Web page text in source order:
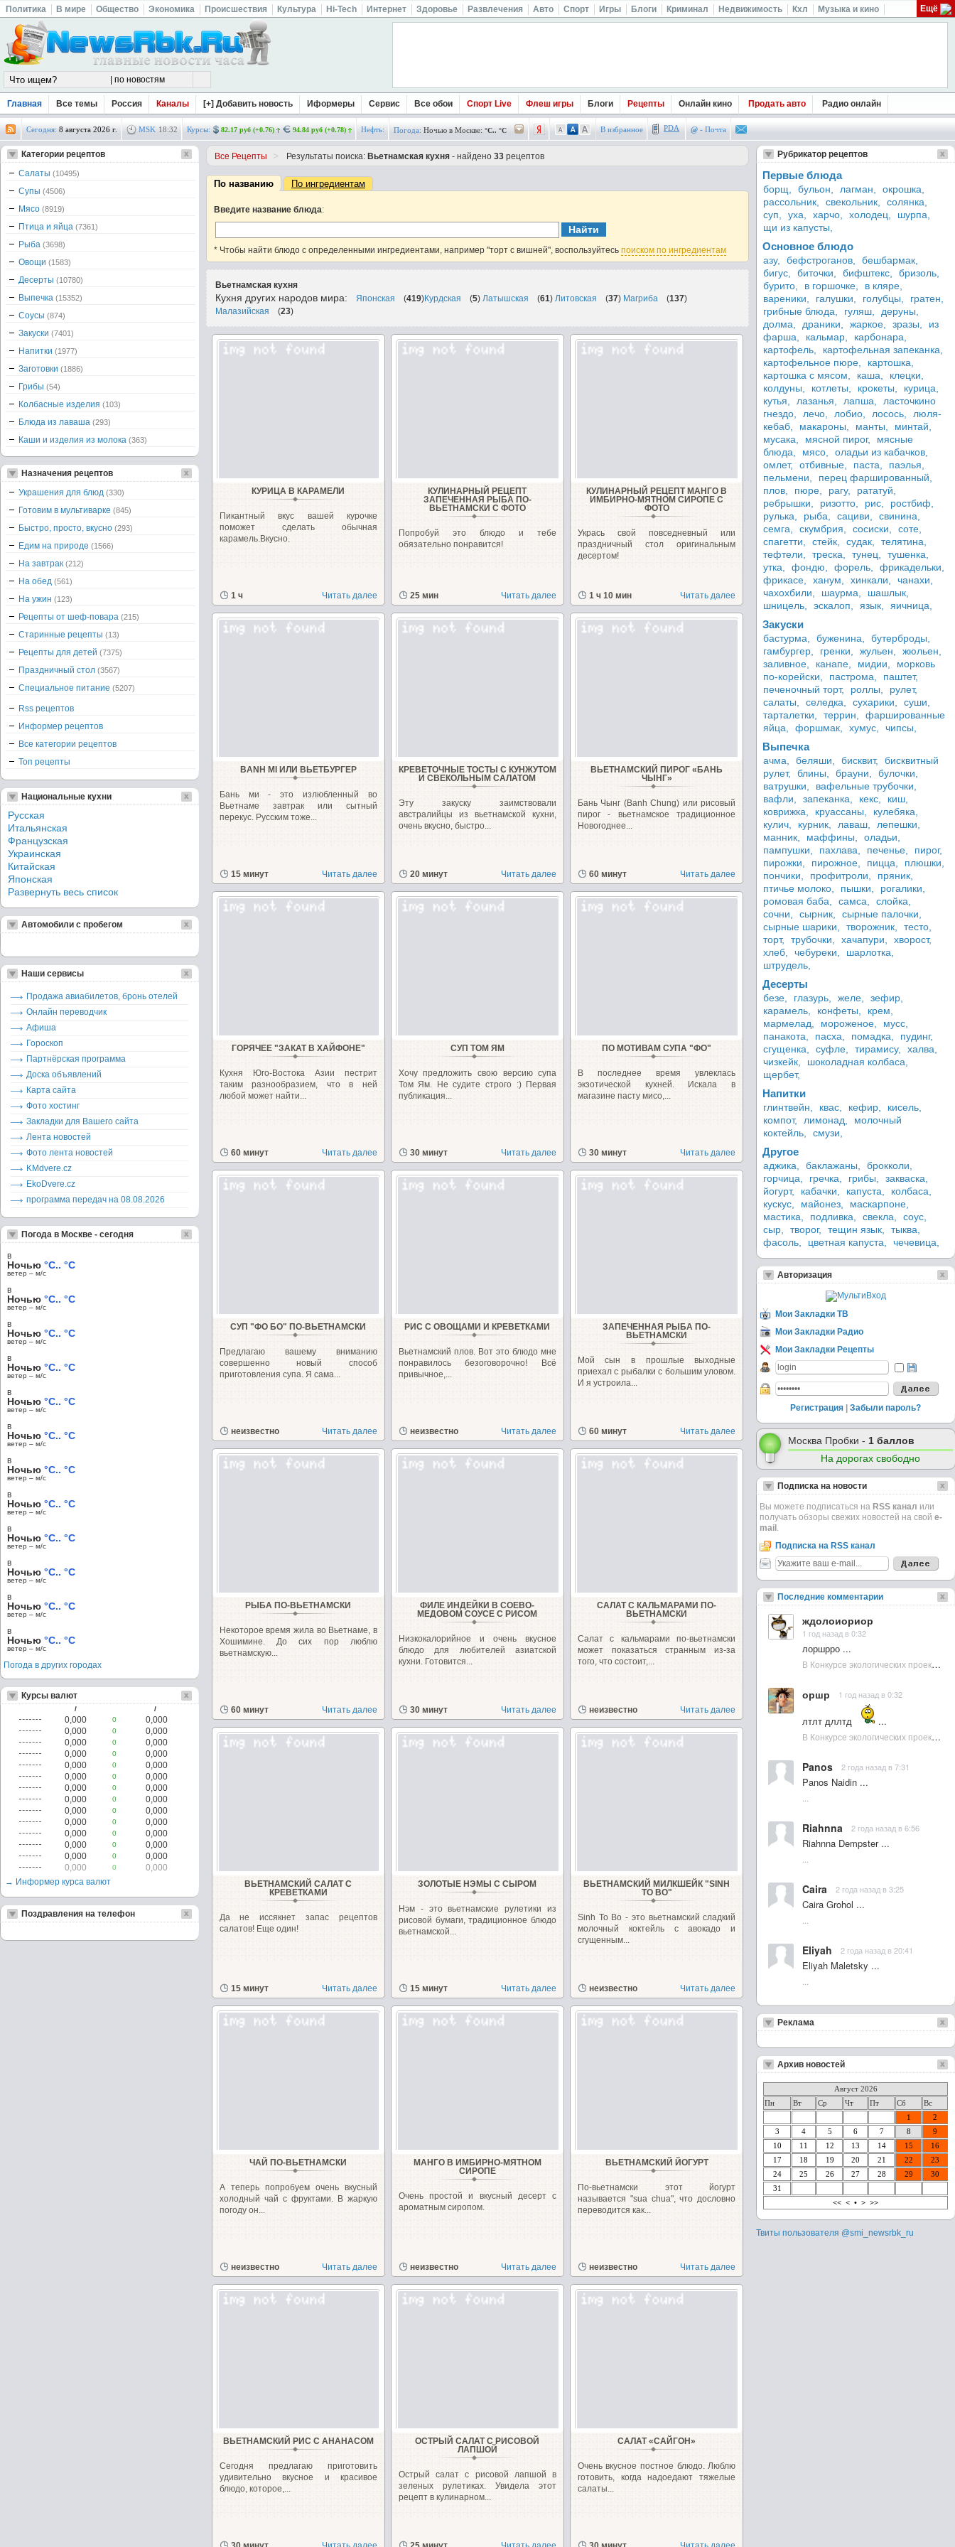
Политика В мире Общество Экономика Происшествия Культура Hi-Tech Интернет Здоровье Развлечения Авто Спорт Игры Блоги Криминал Недвижимость Кхл Музыка и кино Ещё
Главная Все темы Россия Каналы [+] Добавить новость Иформеры Сервис Все обои Спорт Live Флеш игры Блоги Рецепты Онлайн кино Продать авто Радио онлайн
Сегодня: 8 августа 2026 г. MSK 18:32 Курсы: 82.17 руб (+0.76) 94.84 руб (+0.78) Нефть: Погода: Ночью в Москве: °C.. °C В избранное PDA @ - Почта
Все Рецепты > Результаты поиска: Вьетнамская кухня - найдено33 рецептов
По названию По ингредиентам
Введите название блюда:
* Чтобы найти блюдо с определенными ингредиентами, например "торт с вишней", воспользуйтесь поиском по ингредиентам
Вьетнамская кухня
Кухня других народов мира: Японская (419)Курдская (5) Латышская (61) Литовская (37) Магриба (137)
Малазийская
(23)
КУРИЦА В КАРАМЕЛИ
Пикантный вкус вашей курочке
поможет сделать обычная
карамель.Вкусно.
1 ч Читать далее
КУЛИНАРНЫЙ РЕЦЕПТ
ЗАПЕЧЕННАЯ РЫБА ПО-
ВЬЕТНАМСКИ С ФОТО
Попробуй это блюдо и тебе
обязательно понравится!
25 мин Читать далее
КУЛИНАРНЫЙ РЕЦЕПТ МАНГО В
ИМБИРНО-МЯТНОМ СИРОПЕ С
ФОТО
Укрась свой повседневный или
праздничный стол оригинальным
десертом!
1 ч 10 мин Читать далее
BANH MI ИЛИ ВЬЕТБУРГЕР
Бань ми - это излюбленный во
Вьетнаме завтрак или сытный
перекус. Русским тоже...
15 минут Читать далее
КРЕВЕТОЧНЫЕ ТОСТЫ С КУНЖУТОМ
И СВЕКОЛЬНЫМ САЛАТОМ
Эту закуску заимствовали
австралийцы из вьетнамской кухни,
очень вкусно, быстро...
20 минут Читать далее
ВЬЕТНАМСКИЙ ПИРОГ «БАНЬ
ЧЫНГ»
Бань Чынг (Banh Chung) или рисовый
пирог - вьетнамское традиционное
Новогоднее...
60 минут Читать далее
ГОРЯЧЕЕ "ЗАКАТ В ХАЙФОНЕ"
Кухня Юго-Bостока Азии пестрит
таким разнообразием, что в ней
любой может найти...
60 минут Читать далее
СУП ТОМ ЯМ
Хочу предложить свою версию супа
Том Ям. Не судите строго :) Первая
публикация...
30 минут Читать далее
ПО МОТИВАМ СУПА "ФО"
В последнее время увлеклась
экзотической кухней. Искала в
магазине пасту мисо,...
30 минут Читать далее
СУП "ФО БО" ПО-ВЬЕТНАМСКИ
Предлагаю вашему вниманию
совершенно новый способ
приготовления супа. Я сама...
неизвестно Читать далее
РИС С ОВОЩАМИ И КРЕВЕТКАМИ
Вьетнамский плов. Вот это блюдо мне
понравилось безоговорочно! Всё
привычное,...
неизвестно Читать далее
ЗАПЕЧЕННАЯ РЫБА ПО-
ВЬЕТНАМСКИ
Мой сын в прошлые выходные
приехал с рыбалки с большим уловом.
И я устроила...
60 минут Читать далее
РЫБА ПО-ВЬЕТНАМСКИ
Некоторое время жила во Вьетнаме, в
Хошимине. До сих пор люблю
вьетнамскую...
60 минут Читать далее
ФИЛЕ ИНДЕЙКИ В СОЕВО-
МЕДОВОМ СОУСЕ С РИСОМ
Низкокалорийное и очень вкусное
блюдо для любителей азиатской
кухни. Готовится...
30 минут Читать далее
САЛАТ С КАЛЬМАРАМИ ПО-
ВЬЕТНАМСКИ
Салат с кальмарами по-вьетнамски
может показаться странным из-за
того, что состоит,...
неизвестно Читать далее
ВЬЕТНАМСКИЙ САЛАТ С
КРЕВЕТКАМИ
Да не иссякнет запас рецептов
салатов! Еще один!
15 минут Читать далее
ЗОЛОТЫЕ НЭМЫ С СЫРОМ
Нэм - это вьетнамские рулетики из
рисовой бумаги, традиционное блюдо
вьетнамской...
15 минут Читать далее
ВЬЕТНАМСКИЙ МИЛКШЕЙК "SINH
TO BO"
Sinh To Bo - это вьетнамский сладкий
молочный коктейль с авокадо и
сгущенным...
неизвестно Читать далее
ЧАЙ ПО-ВЬЕТНАМСКИ
А теперь попробуем очень вкусный
холодный чай с фруктами. В жаркую
погоду он...
неизвестно Читать далее
МАНГО В ИМБИРНО-МЯТНОМ
СИРОПЕ
Очень простой и вкусный десерт с
ароматным сиропом.
неизвестно Читать далее
ВЬЕТНАМСКИЙ ЙОГУРТ
По-вьетнамски этот йогурт
называется "sua chua", что дословно
переводится как...
неизвестно Читать далее
ВЬЕТНАМСКИЙ РИС С АНАНАСОМ
Сегодня предлагаю приготовить
удивительно вкусное и красивое
блюдо, которое,...
ОСТРЫЙ САЛАТ С РИСОВОЙ
ЛАПШОЙ
Острый салат с рисовой лапшой в
зеленых рулетиках. Увидела этот
рецепт в кулинарном...
САЛАТ «САЙГОН»
Очень вкусное постное блюдо. Люблю
готовить, когда надоедают тяжелые
салаты...
Категории рецептов
Салаты (10495)
Супы (4506)
Мясо (8919)
Птица и яйца (7361)
Рыба (3698)
Овощи (1583)
Десерты (10780)
Выпечка (15352)
Соусы (874)
Закуски (7401)
Напитки (1977)
Заготовки (1886)
Грибы (54)
Колбасные изделия (103)
Блюда из лаваша (293)
Каши и изделия из молока (363)
Назначения рецептов
Украшения для блюд (330)
Готовим в мультиварке (845)
Быстро, просто, вкусно (293)
Едим на природе (1566)
На завтрак (212)
На обед (561)
На ужин (123)
Рецепты от шеф-повара (215)
Старинные рецепты (13)
Рецепты для детей (7375)
Праздничный стол (3567)
Специальное питание (5207)
Rss рецептов
Информер рецептов
Все категории рецептов
Топ рецепты
Национальные кухни
Русская
Итальянская
Французская
Украинская
Китайская
Японская
Развернуть весь список
Автомобили с пробегом
Наши сервисы
Продажа авиабилетов, бронь отелей
Онлайн переводчик
Афиша
Гороскоп
Партнёрская программа
Доска объявлений
Карта сайта
Фото хостинг
Закладки для Вашего сайта
Лента новостей
Фото лента новостей
KMdvere.cz
EkoDvere.cz
программа передач на 08.08.2026
Погода в Москве - сегодня
в
Ночью °C.. °C
ветер – м/c
в
Ночью °C.. °C
ветер – м/c
в
Ночью °C.. °C
ветер – м/c
в
Ночью °C.. °C
ветер – м/c
в
Ночью °C.. °C
ветер – м/c
в
Ночью °C.. °C
ветер – м/c
в
Ночью °C.. °C
ветер – м/c
в
Ночью °C.. °C
ветер – м/c
в
Ночью °C.. °C
ветер – м/c
в
Ночью °C.. °C
ветер – м/c
в
Ночью °C.. °C
ветер – м/c
в
Ночью °C.. °C
ветер – м/c
Погода в других городах
Курсы валют
/ /
0,000 0
0,000
0,000
0
0,000
0,000
0
0,000
0,000
0
0,000
0,000
0
0,000
0,000
0
0,000
0,000
0
0,000
0,000
0
0,000
0,000
0
0,000
0,000
0
0,000
0,000
0
0,000
0,000
0
0,000
0,000
0
0,000
0,000
0
0,000
→ Информер курса валют
Поздравления на телефон
Рубрикатор рецептов
Первые блюда
борщ, бульон, лагман,
окрошка,
рассольник,
свекольник,
солянка,
суп,
уха, харчо, холодец,
шурпа,
щи из капусты,
Основное блюдо
азу, бефстроганов,
бешбармак,
бигус,
биточки, бифштекс,
бризоль,
бурито,
в горшочке,
в кляре,
вареники,
галушки, голубцы,
гратен,
грибные блюда,
гуляш,
деруны,
долма,
драники, жаркое, зразы,
из
фарша,
кальмар,
карбонара,
картофель,
картофельная запеканка,
картофельное пюре,
картошка,
картошка с мясом,
каша,
клецки,
колдуны,
котлеты, крокеты,
курица,
кутья,
лазанья, лапша,
ласточкино
гнездо,
лечо, лобио, лосось,
люля-
кебаб,
макароны, манты,
минтай,
мусака,
мясной пирог,
мясные
блюда,
мясо,
оладьи из кабачков,
омлет,
отбивные, паста,
паэлья,
пельмени,
перец фаршированный,
плов,
пюре, рагу,
рататуй,
ребрышки,
ризотто, рис,
ростбиф,
рулька,
рыба, сациви,
свинина,
семга,
скумбрия, сосиски,
соте,
спагетти,
стейк, судак,
телятина,
тефтели,
треска, тунец,
тушенка,
утка,
фондю, форель,
фрикадельки,
фрикасе,
ханум, хинкали,
чанахи,
чахохбили,
шаурма,
шашлык,
шницель,
эскалоп, язык, яичница,
Закуски
бастурма, буженина,
бутерброды,
гамбургер,
гренки, жульен,
жюльен,
заливное,
канапе, мидии,
морковь
по-корейски,
пастрома,
паштет,
печеночный торт,
роллы,
рулет,
салаты,
селедка, сухарики,
суши,
тарталетки,
террин,
фаршированные
яйца,
форшмак, хумус, чипсы,
Выпечка
ачма, беляши, бисквит,
бисквитный
рулет,
блины, брауни,
булочки,
ватрушки,
вафельные трубочки,
вафли,
запеканка, кекс,
киш,
коврижка,
круассаны,
кулебяка,
кулич,
курник, лаваш,
лепешки,
манник,
маффины,
оладьи,
пампушки,
пахлава, печенье,
пирог,
пирожки,
пирожное, пицца,
плюшки,
пончики,
профитроли,
пряник,
птичье молоко,
пышки,
рогалики,
ромовая баба,
самса,
слойка,
сочни,
сырник,
сырные палочки,
сырные шарики,
творожник,
тесто,
торт,
трубочки, хачапури,
хворост,
хлеб,
чебуреки,
шарлотка,
штрудель,
Десерты
безе, глазурь, желе,
зефир,
карамель,
конфеты,
крем,
мармелад,
мороженое,
мусс,
панакота,
пасха, помадка,
пудинг,
сгущенка,
суфле, тирамису,
халва,
чизкейк,
шоколадная колбаса,
щербет,
Напитки
глинтвейн, квас, кефир,
кисель,
компот,
лимонад,
молочный
коктейль,
смузи,
Другое
аджика, баклажаны,
брокколи,
горчица,
гречка, грибы,
закваска,
йогурт,
кабачки, капуста,
колбаса,
кускус,
майонез,
маскарпоне,
мастика,
подливка, свекла,
соус,
сыр,
творог, тещин язык,
тыква,
фасоль,
цветная капуста, чечевица,
Авторизация
Мои Закладки ТВ
Мои Закладки Радио
Мои Закладки Рецепты
Регистрация Забыли пароль?
Москва Пробки - 1 баллов
На дорогах свободно
Подписка на новости
Вы можете подписаться на RSS канал или
получать обзоры свежих новостей на свой e-
mail .
Подписка на RSS канал
Последние комментарии
ждолоиориор
1 год назад в 0:32
лоршрро ...
В Конкурсе экологических проектов в Подмосковье активно участвовала молодежь :: NewsRbk.ru...
оршр 1 год назад в 0:32
лтлт дллтд
...
В Конкурсе экологических проектов в Подмосковье активно участвовала молодежь :: NewsRbk.ru...
Panos 2 года назад в 7:31
Panos Naidin ...
Riahnna 2 года назад в 6:56
Riahnna Dempster ...
Caira 2 года назад в 3:25
Caira Grohol ...
Eliyah 2 года назад в 20:41
Eliyah Maletsky ...
Реклама
Архив новостей
Август 2026
Пн
Вт Ср Чт Пт Сб
Вс
1
2
3
4 5 6 7 8
9
10
11 12 13 14 15
16
17
18 19 20 21 22
23
24
25 26 27 28 29
30
31
<< < • > >>
Твиты пользователя @smi_newsrbk_ru